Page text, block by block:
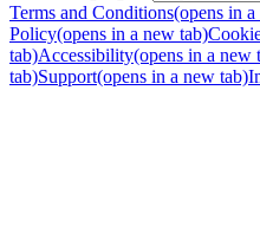
Terms and Conditions(opens in
Policy(opens in a new tab)
tab)Accessibility(opens in a new
tab)Support(opens in a new tab)